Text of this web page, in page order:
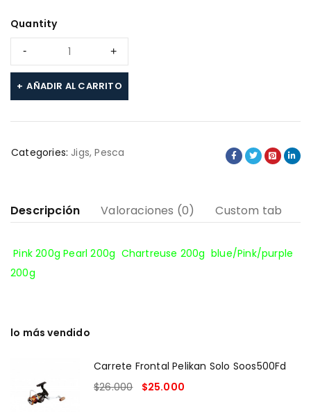
lo más vendido
Carrete Frontal Pelikan Solo Soos500Fd
$26.000 $25.000
Quantity
AÑADIR AL CARRITO
Categories: Jigs,Pesca
Descripción Valoraciones (0) Custom tab
Pink 200gPearl 200g Chartreuse 200g blue/Pink/purple
200g